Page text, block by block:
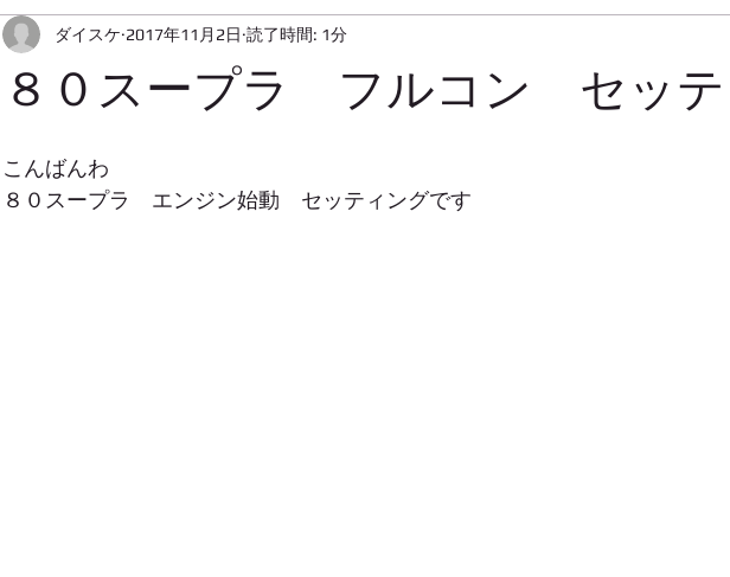
フェアレディ F20C TE27 ２TG
８０スープラ フルコン セッ
ダイスケ 2017年11月2日 読了時間: 1分
こんばんわ
８０スープラ　エンジン始動　セッティングです